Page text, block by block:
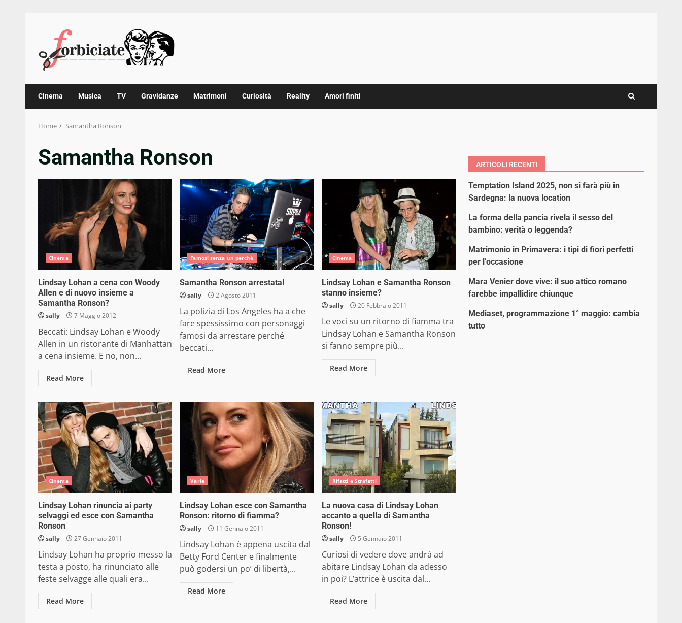
content
Cinema Musica TV Gravidanze Matrimoni Curiosità Reality Amori finiti
Home Samantha Ronson
Samantha Ronson
Cinema
Lindsay Lohan a cena con Woody
Allen e di nuovo insieme a
Samantha Ronson?
sally 7 Maggio 2012
Beccati: Lindsay Lohan e Woody
Allen in un ristorante di Manhattan
a cena insieme. E no, non...
Read More
Famosi senza un perché
Samantha Ronson arrestata!
sally 2 Agosto 2011
La polizia di Los Angeles ha a che
fare spessissimo con personaggi
famosi da arrestare perché
beccati...
Read More
Cinema
Lindsay Lohan e Samantha Ronson
stanno insieme?
sally 20 Febbraio 2011
Le voci su un ritorno di fiamma tra
Lindsay Lohan e Samantha Ronson
si fanno sempre più...
Read More
Cinema
Lindsay Lohan rinuncia ai party
selvaggi ed esce con Samantha
Ronson
sally 27 Gennaio 2011
Lindsay Lohan ha proprio messo la
testa a posto, ha rinunciato alle
feste selvagge alle quali era...
Read More
Varie
Lindsay Lohan esce con Samantha
Ronson: ritorno di fiamma?
sally 11 Gennaio 2011
Lindsay Lohan è appena uscita dal
Betty Ford Center e finalmente
può godersi un po’ di libertà,...
Read More
Rifatti e Strafatti
La nuova casa di Lindsay Lohan
accanto a quella di Samantha
Ronson!
sally 5 Gennaio 2011
Curiosi di vedere dove andrà ad
abitare Lindsay Lohan da adesso
in poi? L’attrice è uscita dal...
Read More
ARTICOLI RECENTI
Temptation Island 2025, non si farà più in
Sardegna: la nuova location
La forma della pancia rivela il sesso del
bambino: verità o leggenda?
Matrimonio in Primavera: i tipi di fiori perfetti
per l’occasione
Mara Venier dove vive: il suo attico romano
farebbe impallidire chiunque
Mediaset, programmazione 1° maggio: cambia
tutto